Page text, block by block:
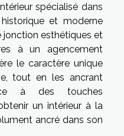
spécialisé dans
et moderne
jonction esthétiques et
à un agencement
le caractère unique
tout en les ancrant
à des touches
un intérieur à la
ancré dans son